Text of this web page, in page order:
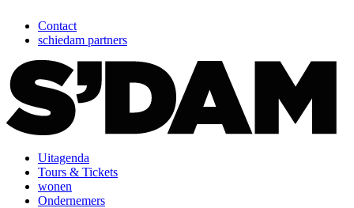
Contact
schiedam partners
Uitagenda
Tours & Tickets
wonen
Ondernemers